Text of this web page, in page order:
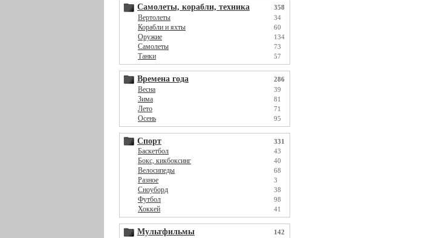
Самолеты, корабли, техника 358
Вертолеты 34
Корабли и яхты 60
Оружие 134
Самолеты 73
Танки 57
Времена года 286
Весна 39
Зима 81
Лето 71
Осень 95
Спорт 331
Баскетбол 43
Бокс, кикбоксинг 40
Велосипеды 68
Разное 3
Сноуборд 38
Футбол 98
Хоккей 41
Мультфильмы 142